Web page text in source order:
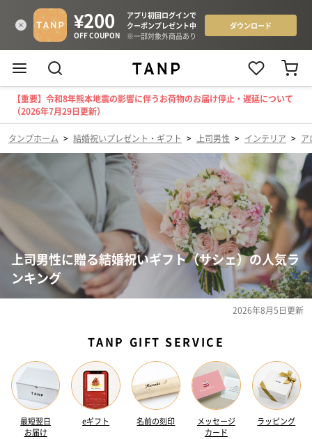
【重要】令和8年熊本地震の影響に伴うお荷物のお届け停止・遅延について
（2026年7月29日更新）
タンプホーム > 結婚祝いプレゼント・ギフト > 上司男性 > インテリア > ア
上司男性に贈る結婚祝いギフト（サシェ）の人気ラ
ンキング
2026年8月5日更新
TANP GIFT SERVICE
最短翌日
お届け
eギフト 名前の刻印
メッセージ
カード
ラッピング